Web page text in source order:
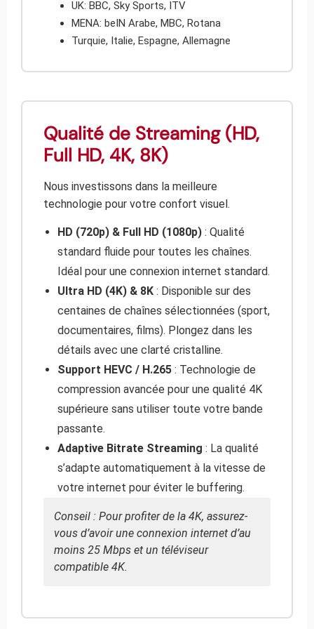
UK: BBC, Sky Sports, ITV
MENA: beIN Arabe, MBC, Rotana
Turquie, Italie, Espagne, Allemagne
Qualité de Streaming (HD,
Full HD, 4K, 8K)
Nous investissons dans la meilleure
technologie pour votre confort visuel.
HD (720p) & Full HD (1080p) : Qualité
standard fluide pour toutes les chaînes.
Idéal pour une connexion internet standard.
Ultra HD (4K) & 8K : Disponible sur des
centaines de chaînes sélectionnées (sport,
documentaires, films). Plongez dans les
détails avec une clarté cristalline.
Support HEVC / H.265 : Technologie de
compression avancée pour une qualité 4K
supérieure sans utiliser toute votre bande
passante.
Adaptive Bitrate Streaming : La qualité
s’adapte automatiquement à la vitesse de
votre internet pour éviter le buffering.
Conseil : Pour profiter de la 4K, assurez-
vous d’avoir une connexion internet d’au
moins 25 Mbps et un téléviseur
compatible 4K.